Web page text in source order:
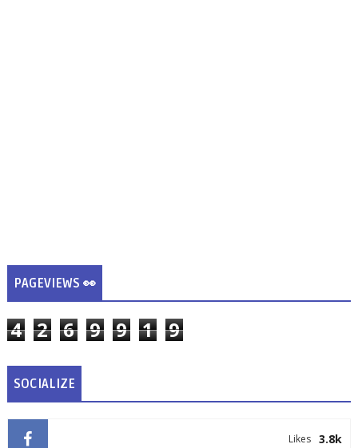
PAGEVIEWS 👀
4 2 6 9 9 1 9
SOCIALIZE
3.8k
Likes